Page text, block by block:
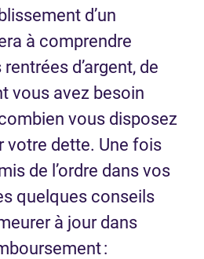
d’un
à comprendre
d’argent, de
vous avez besoin
vous disposez
votre dette. Une fois
de l’ordre dans vos
quelques conseils
à jour dans
: